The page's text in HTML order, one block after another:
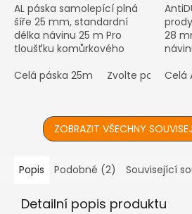
AL páska samolepící plná
šíře 25 mm, standardní
délka návinu 25 m Pro
tloušťku komůrkového
Hliníková (stříbrná)
Celá páska 25m Zvolte počet
28
4–10
Celá
ZOBRAZIT VŠECHNY
Popis Podobné (2) Související
Detailní popis produktu